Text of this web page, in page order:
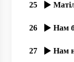
25
26
27